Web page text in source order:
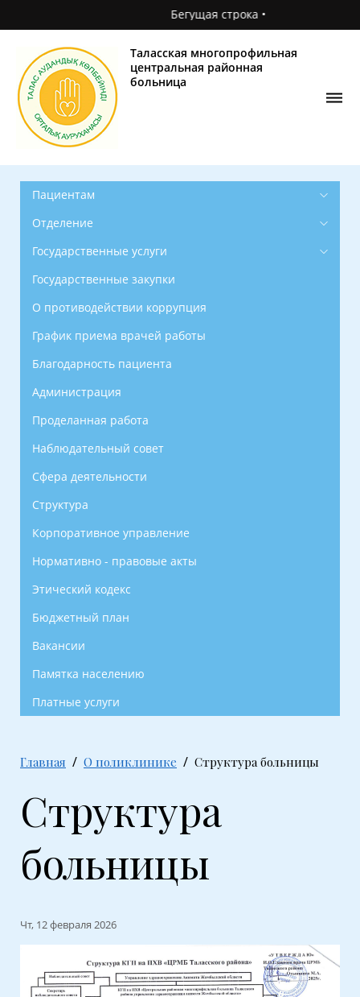
поликлинике
Новости
Фотогалерея
Контакты
Бегущая строка •
Таласская многопрофильная
центральная районная
больница
Пациентам
Отделение
Государственные услуги
Государственные закупки
О противодействии коррупция
График приема врачей работы
Благодарность пациента
Администрация
Проделанная работа
Наблюдательный совет
Сфера деятельности
Структура
Корпоративное управление
Нормативно - правовые акты
Этический кодекс
Бюджетный план
Вакансии
Памятка населению
Платные услуги
Главная О поликлинике Структура больницы
Структура
больницы
Чт, 12 февраля 2026